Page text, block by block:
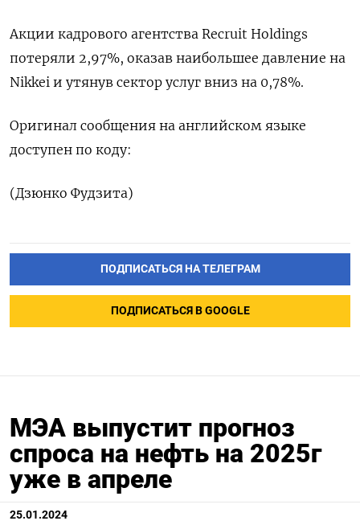
Акции кадрового агентства Recruit Holdings
потеряли 2,97%, оказав наибольшее давление на
Nikkei и утянув сектор услуг вниз на 0,78%.
Оригинал сообщения на английском языке
доступен по коду:
(Дзюнко Фудзита)
ПОДПИСАТЬСЯ НА ТЕЛЕГРАМ
ПОДПИСАТЬСЯ В GOOGLE
МЭА выпустит прогноз
спроса на нефть на 2025г
уже в апреле
25.01.2024